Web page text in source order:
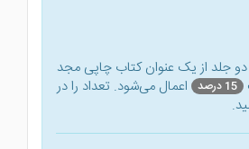
جلد از یک عنوان کتاب‌ چاپی مجد
15 درصد
اعمال می‌شود. تعداد را در